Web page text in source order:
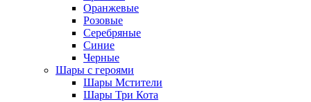
Оранжевые
Розовые
Серебряные
Синие
Черные
Шары с героями
Шары Мстители
Шары Три Кота